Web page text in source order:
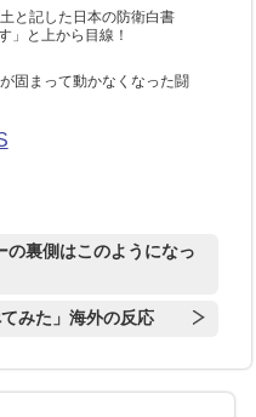
と記した日本の防衛白書
」と上から目線！
固まって動かなくなった闘
の裏側はこのようになっ
みた」海外の反応